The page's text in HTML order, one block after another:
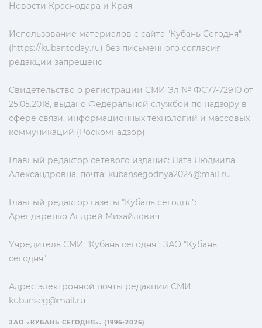
Новости Краснодара и Края
Использование материалов с сайта "Кубань Сегодня"
(https://kubantoday.ru) без письменного согласия
редакции запрещено
Свидетельство о регистрации СМИ Эл № ФС77-72910 от
25.05.2018, выдано Федеральной службой по надзору в
сфере связи, информационных технологий и массовых
коммуникаций (Роскомнадзор)
Главный редактор сетевого издания: Лата Людмила
Александровна, почта: kubansegodnya2024@mail.ru
Главный редактор газеты "Кубань сегодня":
Арендаренко Андрей Михайлович
Учредитель СМИ "Кубань сегодня": ЗАО "Кубань
сегодня"
Адрес электронной почты редакции СМИ:
kubanseg@mail.ru
ЗАО «КУБАНЬ СЕГОДНЯ». (1996-2026)